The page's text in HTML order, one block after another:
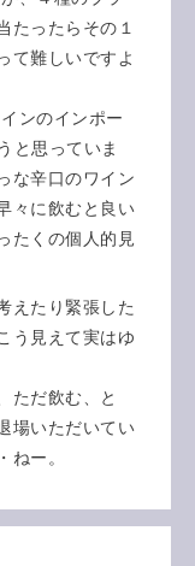
たったらその１
て難しいですよ
ンのインポー
と思っていま
な辛口のワイン
々に飲むと良い
たくの個人的見
えたり緊張した
う見えて実はゆ
ただ飲む、と
場いただいてい
ねー。